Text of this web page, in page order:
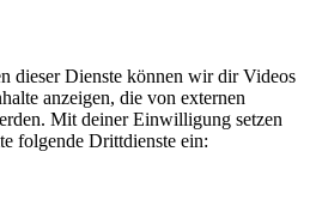
dieser Dienste können wir dir Videos
anzeigen, die von externen
Mit deiner Einwilligung setzen
folgende Drittdienste ein: